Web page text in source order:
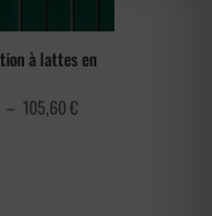
à lattes en
– 105,60€Plage